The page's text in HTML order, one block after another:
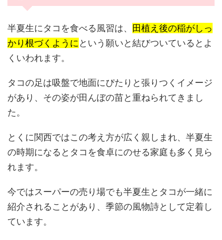
半夏生にタコを食べる風習は、
田植え後の稲がしっ
かり根づくように という願いと結びついているとよ
くいわれます。
タコの足は吸盤で地面にぴたりと張りつくイメージ
があり、その姿が田んぼの苗と重ねられてきまし
た。
とくに関西ではこの考え方が広く親しまれ、半夏生
の時期になるとタコを食卓にのせる家庭も多く見ら
れます。
今ではスーパーの売り場でも半夏生とタコが一緒に
紹介されることがあり、季節の風物詩として定着し
ています。